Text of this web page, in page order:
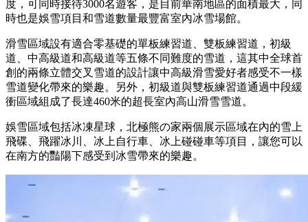
度，可同時接待3000名遊客，是目前華南地區的面積最大，同
時也是娛雪項目和雪道數量最豐富室內冰雪場館。
滑雪區域設有適合零基礎的單板練習道、雙板練習道，初級
道、中高級道和高級道等五條不同難度的雪道，這其中全球首
創的兩條立體交叉雪道的設計讓中高級滑雪愛好者感受不一樣
雪道變化帶來的樂趣。另外，初級道與雙板練習道通過中段緩
衝區域組成了長達460米的超長室內高山滑雪雪道。
娛雪區域包括冰凍星球，北極熊の家兩個展示區域在內的雪上
飛碟、飛躍冰川、冰上自行車、冰上碰碰車等項目，讓您可以
在南方的豔陽下感受到冰雪帶來的樂趣。